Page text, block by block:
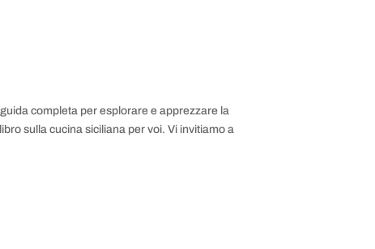
completa per esplorare e apprezzare la
sulla cucina siciliana per voi. Vi invitiamo a